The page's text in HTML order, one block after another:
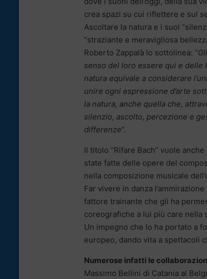
crea spazi su cui riflettere e sul
Ascoltare la natura e i suoi
“straziante e meravigliosa
Roberto Zappalà lo sottolinea: “
senso del loro essere qui e delle
natura equivale a considerare
unire ogni espressione d’arte
la natura, anche quella che,
silenzio, ascolto, percezione e
differenze“.
Il titolo “Rifare Bach” vuole
state fatte delle opere del
nella composizione musicale
Far vivere in danza
fattore trainante che gli ha
coreografiche a lui più care nella
Un impegno che lo ha portato a
europeo, dando vita a spettacoli
Numerose infatti le
Massimo Bellini di Catania al